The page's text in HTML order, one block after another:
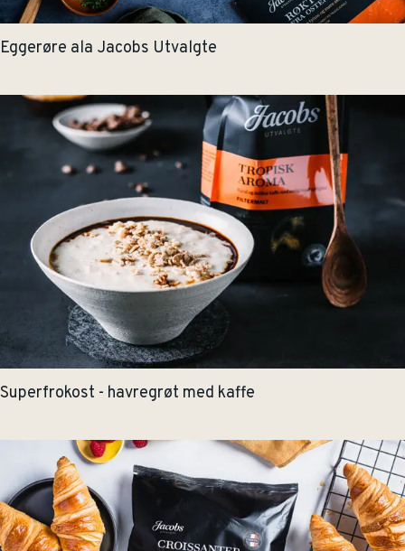
Eggerøre ala Jacobs Utvalgte
Superfrokost - havregrøt med kaffe